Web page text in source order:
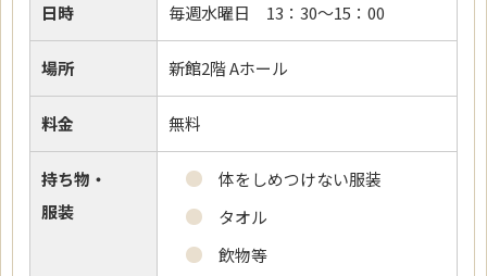
日時 毎週水曜日 13：30～15：00
場所 新館2階 Aホール
料金 無料
持ち物・
服装
体をしめつけない服装
タオル
飲物等